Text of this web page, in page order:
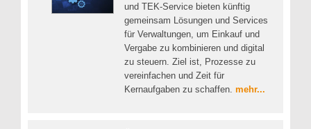
und TEK-Service bieten künftig
gemeinsam Lösungen und Services
für Verwaltungen, um Einkauf und
Vergabe zu kombinieren und digital
zu steuern. Ziel ist, Prozesse zu
vereinfachen und Zeit für
Kernaufgaben zu schaffen. mehr...